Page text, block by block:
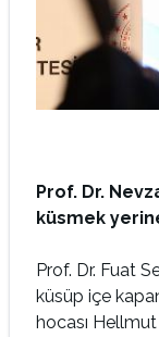
Prof. Dr.
küsmek
Prof. Dr. Fuat
küsüp içe
hocası